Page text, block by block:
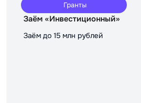
Гранты
Заём «Инвестиционный»
Заём до 15 млн рублей